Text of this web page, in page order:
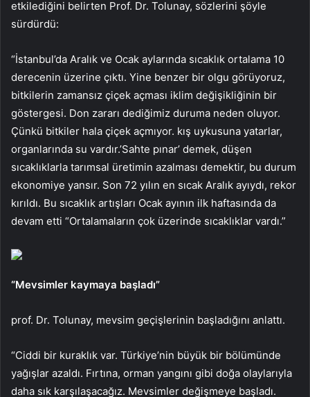
etkilediğini belirten Prof. Dr. Tolunay, sözlerini şöyle
sürdürdü:
“İstanbul’da Aralık ve Ocak aylarında sıcaklık ortalama 10
derecenin üzerine çıktı. Yine benzer bir olgu görüyoruz,
bitkilerin zamansız çiçek açması iklim değişikliğinin bir
göstergesi. Don zararı dediğimiz duruma neden oluyor.
Çünkü bitkiler hala çiçek açmıyor. kış uykusuna yatarlar,
organlarında su vardır.’Sahte pınar’ demek, düşen
sıcaklıklarla tarımsal üretimin azalması demektir, bu durum
ekonomiye yansır. Son 72 yılın en sıcak Aralık ayıydı, rekor
kırıldı. Bu sıcaklık artışları Ocak ayının ilk haftasında da
devam etti “Ortalamaların çok üzerinde sıcaklıklar vardı.”
“Mevsimler kaymaya başladı”
prof. Dr. Tolunay, mevsim geçişlerinin başladığını anlattı.
“Ciddi bir kuraklık var. Türkiye’nin büyük bir bölümünde
yağışlar azaldı. Fırtına, orman yangını gibi doğa olaylarıyla
daha sık karşılaşacağız. Mevsimler değişmeye başladı.